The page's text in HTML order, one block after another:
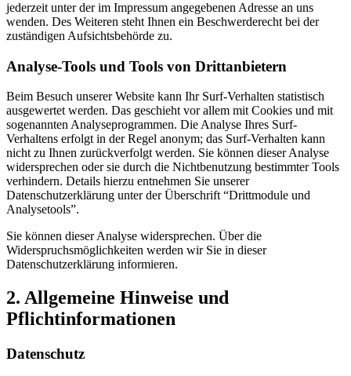
jederzeit unter der im Impressum angegebenen Adresse an uns
wenden. Des Weiteren steht Ihnen ein Beschwerderecht bei der
zuständigen Aufsichtsbehörde zu.
Analyse-Tools und Tools von Drittanbietern
Beim Besuch unserer Website kann Ihr Surf-Verhalten statistisch
ausgewertet werden. Das geschieht vor allem mit Cookies und mit
sogenannten Analyseprogrammen. Die Analyse Ihres Surf-
Verhaltens erfolgt in der Regel anonym; das Surf-Verhalten kann
nicht zu Ihnen zurückverfolgt werden. Sie können dieser Analyse
widersprechen oder sie durch die Nichtbenutzung bestimmter Tools
verhindern. Details hierzu entnehmen Sie unserer
Datenschutzerklärung unter der Überschrift “Drittmodule und
Analysetools”.
Sie können dieser Analyse widersprechen. Über die
Widerspruchsmöglichkeiten werden wir Sie in dieser
Datenschutzerklärung informieren.
2. Allgemeine Hinweise und
Pflichtinformationen
Datenschutz